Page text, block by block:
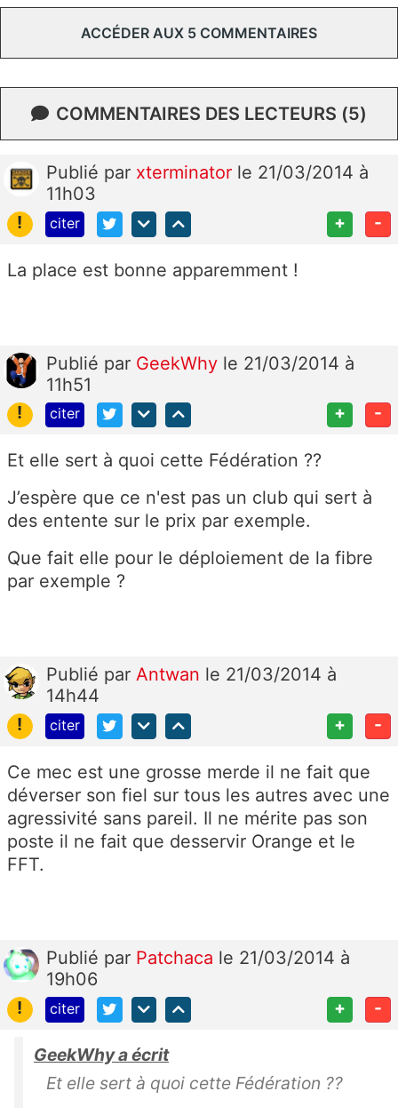
ACCÉDER AUX 5 COMMENTAIRES
COMMENTAIRES DES LECTEURS (5)
Publié par xterminator le 21/03/2014 à
11h03
!
citer + -
La place est bonne apparemment !
Publié par GeekWhy le 21/03/2014 à
11h51
!
citer + -
Et elle sert à quoi cette Fédération ??
J’espère que ce n'est pas un club qui sert à
des entente sur le prix par exemple.
Que fait elle pour le déploiement de la fibre
par exemple ?
Publié par Antwan le 21/03/2014 à
14h44
!
citer + -
Ce mec est une grosse merde il ne fait que
déverser son fiel sur tous les autres avec une
agressivité sans pareil. Il ne mérite pas son
poste il ne fait que desservir Orange et le
FFT.
Publié par Patchaca le 21/03/2014 à
19h06
!
citer + -
GeekWhy a écrit
Et elle sert à quoi cette Fédération ??